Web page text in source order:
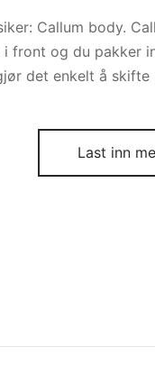
Callum body.
front og du pakker
det enkelt å
Last inn